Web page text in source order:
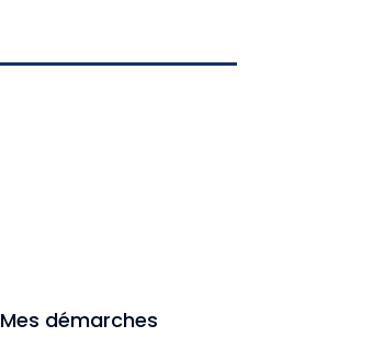
Mes démarches